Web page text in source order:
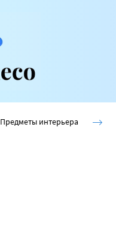
Предметы интерьера